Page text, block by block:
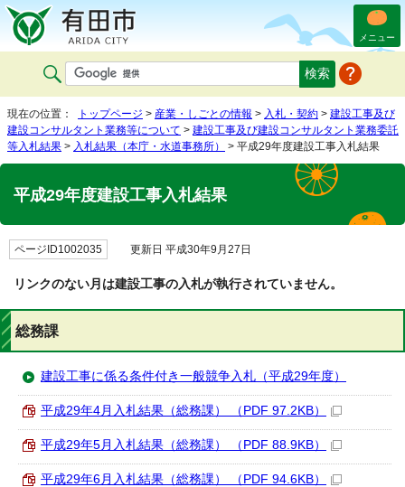
メニュー
現在の位置： トップページ > 産業・しごとの情報 > 入札・契約 > 建設工事及び
建設コンサルタント業務等について > 建設工事及び建設コンサルタント業務委託
等入札結果 > 入札結果（本庁・水道事務所） > 平成29年度建設工事入札結果
平成29年度建設工事入札結果
ページID1002035 更新日 平成30年9月27日
リンクのない月は建設工事の入札が執行されていません。
総務課
建設工事に係る条件付き一般競争入札（平成29年度）
平成29年4月入札結果（総務課） （PDF 97.2KB）
平成29年5月入札結果（総務課） （PDF 88.9KB）
平成29年6月入札結果（総務課） （PDF 94.6KB）